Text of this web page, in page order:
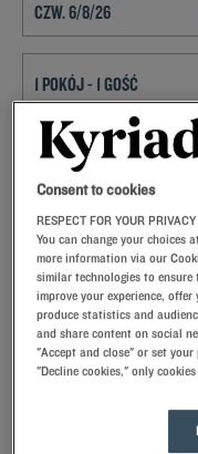
VPlanują Państwo
Kyriad oferuje
Nasze hotele w
pracownicy przywitają
troskliwymi
Consent to cookies
RESPECT FOR YOUR
You can change your choices
more information via our
similar technologies to
improve your experience,
produce statistics and
and share content on social
"Accept and close" or set your
"Decline cookies," only